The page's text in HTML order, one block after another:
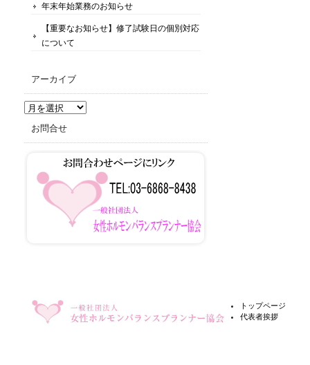
年末年始業務のお知らせ
【重要なお知らせ】修了試験日の個別対応
について
アーカイブ
ア
お問合せ
トップページ
代表者挨拶